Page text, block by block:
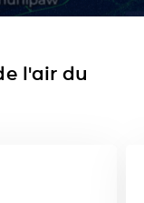
l'air du